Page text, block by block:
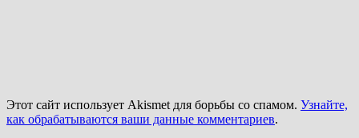
Этот сайт использует Akismet для борьбы со спамом. Узнайте,
как обрабатываются ваши данные комментариев.